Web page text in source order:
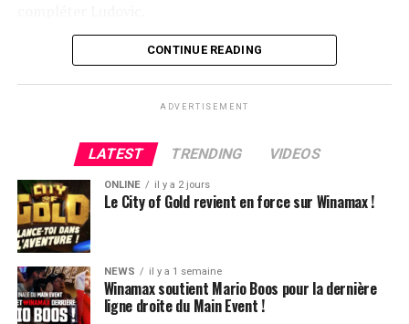
Flop QJ4. All-in de Ludovic et insta call de Logghe, avec
peine une BB, qu’il perdra le coup suivant contre le
même adversaire.
Ludovic Soleau sort donc à la troisième place, pour un
joli gain de 15720€ !
Place au heads-up final.
CONTINUE READING
ADVERTISEMENT
LATEST TRENDING VIDEOS
ONLINE il y a 2 jours
Le City of Gold revient en force sur Winamax !
NEWS il y a 1 semaine
Winamax soutient Mario Boos pour la dernière
ligne droite du Main Event !